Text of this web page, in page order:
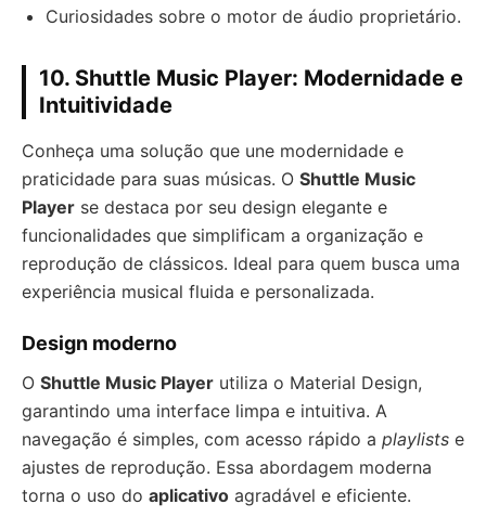
Curiosidades sobre o motor de áudio proprietário.
10. Shuttle Music Player: Modernidade e
Intuitividade
Conheça uma solução que une modernidade e
praticidade para suas músicas. O Shuttle Music
Player se destaca por seu design elegante e
funcionalidades que simplificam a organização e
reprodução de clássicos. Ideal para quem busca uma
experiência musical fluida e personalizada.
Design moderno
O Shuttle Music Player utiliza o Material Design,
garantindo uma interface limpa e intuitiva. A
navegação é simples, com acesso rápido a playlists e
ajustes de reprodução. Essa abordagem moderna
torna o uso do aplicativo agradável e eficiente.